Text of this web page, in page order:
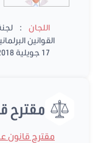
اللجان :
القوانين
17 جويلية 2018
مقترح
مقترح قانون عدد